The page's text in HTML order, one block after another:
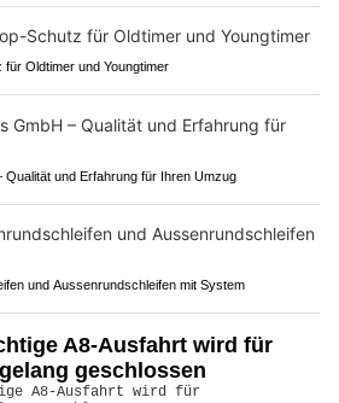
Oldtimer und Youngtimer
und Erfahrung für Ihren Umzug
und Aussenrundschleifen mit System
A8-Ausfahrt wird für
geschlossen